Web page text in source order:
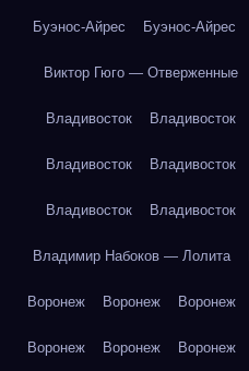
Буэнос-Айрес Буэнос-Айрес
Виктор Гюго — Отверженные
Владивосток Владивосток
Владивосток Владивосток
Владивосток Владивосток
Владимир Набоков — Лолита
Воронеж Воронеж Воронеж
Воронеж Воронеж Воронеж